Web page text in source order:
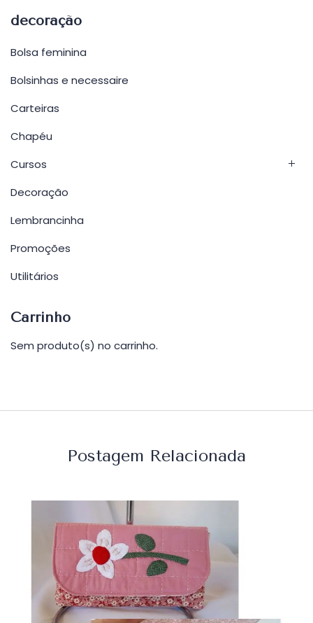
decoração
Bolsa feminina
Bolsinhas e necessaire
Carteiras
Chapéu
Cursos
Decoração
Lembrancinha
Promoções
Utilitários
Carrinho
Sem produto(s) no carrinho.
Postagem Relacionada